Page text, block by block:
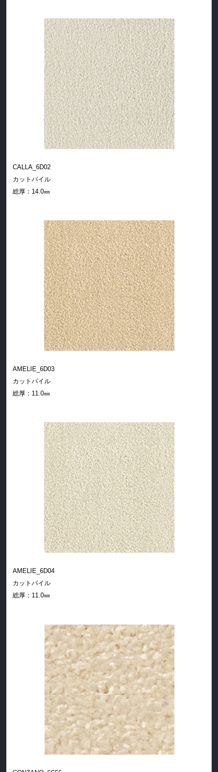
CALLA_6D02
カットパイル
総厚： 14.0㎜
AMELIE_6D03
カットパイル
総厚： 11.0㎜
AMELIE_6D04
カットパイル
総厚： 11.0㎜